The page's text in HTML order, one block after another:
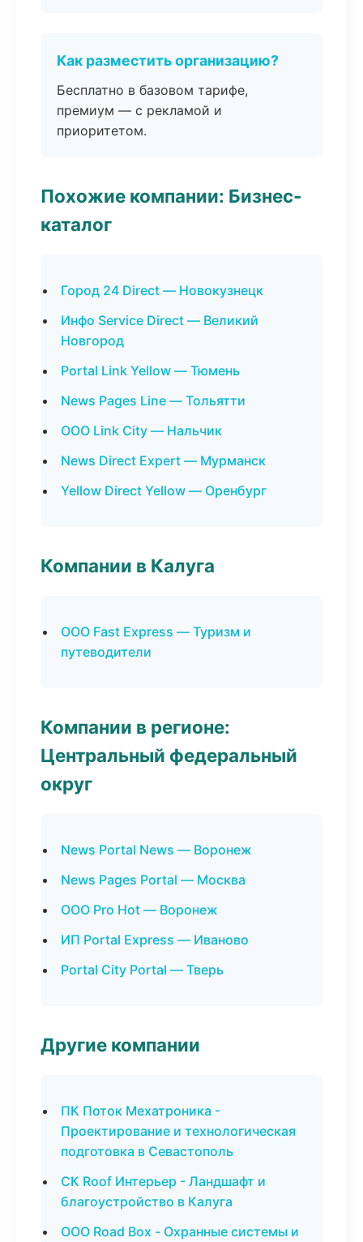
Как разместить организацию?
Бесплатно в базовом тарифе,
премиум — с рекламой и
приоритетом.
Похожие компании: Бизнес-
каталог
Город 24 Direct — Новокузнецк
Инфо Service Direct — Великий
Новгород
Portal Link Yellow — Тюмень
News Pages Line — Тольятти
ООО Link City — Нальчик
News Direct Expert — Мурманск
Yellow Direct Yellow — Оренбург
Компании в Калуга
ООО Fast Express — Туризм и
путеводители
Компании в регионе:
Центральный федеральный
округ
News Portal News — Воронеж
News Pages Portal — Москва
ООО Pro Hot — Воронеж
ИП Portal Express — Иваново
Portal City Portal — Тверь
Другие компании
ПК Поток Мехатроника -
Проектирование и технологическая
подготовка в Севастополь
СК Roof Интерьер - Ландшафт и
благоустройство в Калуга
ООО Road Box - Охранные системы и